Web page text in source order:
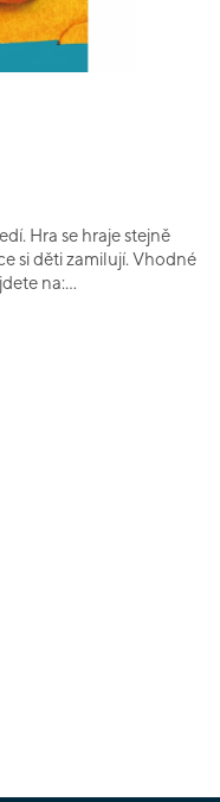
Hra se hraje stejně
si děti zamilují. Vhodné
na: